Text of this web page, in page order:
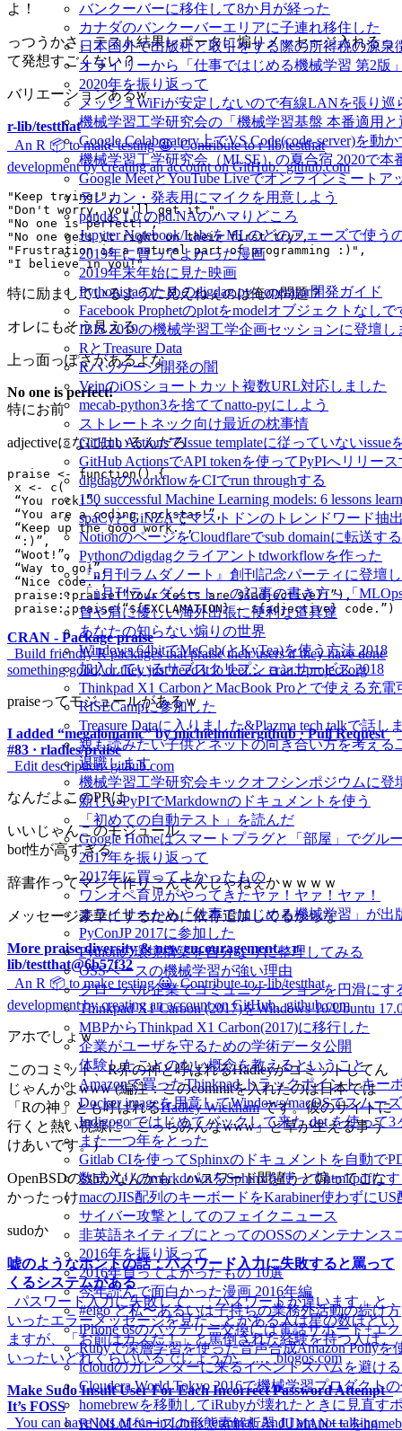
バンクーバーに移住して8か月が経った
カナダのバンクーバーエリアに子連れ移住した
日本国外で出版社と取引をする際の所得税の源泉
オライリーから「仕事ではじめる機械学習 第2版
2020年を振り返って
メッシュWiFiが安定しないので有線LANを張り巡
機械学習工学研究会の「機械学習基盤 本番適用
Google Colaboratory上でVS Code(code-server)を動か
機械学習工学研究会（MLSE）の夏合宿 2020で
Google MeetとYouTube Liveでオンラインミートア
テレカン・発表用にマイクを用意しよう
pandas 1.0 のpd.NAのハマりどころ
Jupyter Notebook/LabsをMLのどのフェーズで使う
2019年に買ってよかった漫画
2019年末年始に見た映画
Pythonistaのためのdigdag py> operator開発ガイド
Facebook Prophetのplotをmodelオブジェクトなしで
IBIS 2019の機械学習工学企画セッションに登壇し
RとTreasure Data
Rパッケージ開発の闇
VeinのiOSショートカット複数URL対応しました
mecab-python3を捨ててnatto-pyにしよう
ストレートネック向け最近の枕事情
GitHub ActionsでIssue templateに従っていないissue
GitHub ActionsでAPI tokenを使ってPyPIへリリー
digdagのworkflowをCIでrun throughする
150 successful Machine Learning models: 6 lessons
spaCyとGiNZAでマストドンのトレンドワード抽
NotionのページをCloudflareでsub domainに転送する
Pythonのdigdagクライアントtdworkflowを作った
『n月刊ラムダノート』創刊記念パーティに登壇
「n月刊ラムダノート」の記事の書き方～「
首や肩に優しい海外出張に便利な道具達
あなたの知らない煽りの世界
Windows 64bitでMeCab(とKyTea)を使う方法 2018
加入しているサブスクリプションサービス 2018
Thinkpad X1 CarbonとMacBook Proとで使える充
RISECampに参加した
Treasure Dataに入りました&Plazma tech talkで話し
親も読みたい子供とネットの向き合い方を考える
退職します
機械学習工学研究会キックオフシンポジウムに登
新しいPyPIでMarkdownのドキュメントを使う
「初めての自動テスト」を読んだ
Google Homeはスマートプラグと「部屋」でグル
2017年を振り返って
2017年に買ってよかったもの
ワンオペ育児がやってきたヤァ！ヤァ！ヤァ！
オライリーから「仕事ではじめる機械学習」が出
PyConJP 2017に参加した
Pythonの環境構築を自分なりに整理してみる
OSSベースの機械学習が強い理由
グローバル企業でコミュニケーションを円滑にす
Thinkpad X1 Carbon (2017)をWindows 10/Ubuntu
MBPからThinkpad X1 Carbon(2017)に移行した
企業がユーザを守るための学術データ公開
体験したことのない概念を教えるということ
Amazonで買ったThinkpad トラックポイント キー
Docker imageを用意してWindows/macOSでスムー
Indigogo ではじめてバックして来た dot を使って3
また一つ年をとった
Gitlab CIを使ってSphinxのドキュメントを自動で
数式入りのmarkdownをSphinxを使ってhtml/pdfに
macのJIS配列のキーボードをKarabiner使わずに
サイバー攻撃としてのフェイクニュース
非英語ネイティブにとってのOSSのメンテナンス
2016年を振り返って
2016年買ってよかったもの 10選
今年読んで面白かった漫画 2016年編
#eigo と私〜あるいは子持ちの業務外活動の続け方
iPhone 6sのバッテリー交換には電話サポート+エ
Rubyで深層学習を使った音声合成Amazon Polly
icloudのカレンダーに来るイベントスパムを避け
Cloudera World Tokyo 2016で機械学習プロダクト
homebrewを移動してiRubyが壊れたときに見直す
RNNLMベースの形態素解析器 JUMAN++ を
よ！
っつうかさ、テスト結果レポータに煽りメッセージ入れるっ
て発想すごくない？
バリエーションあるw
r-lib/testthat
_An R 📦 to make testing 😀. Contribute to r-lib/testthat
development by creating an account on GitHub._github.com
特に励ましているように見えねぇのは俺の問題？
オレにもそう見える
上っ面っぽさがあるよな
No one is perfect!
特にお前
adjectiveになにはいるんだろ
CRAN - Package praise
_Build friendly R packages that praise their users if they have done
something good, or they just need it to feel…_cran.r-project.org
praiseってモジュールがあるｗ
I added “megalomanic” by michielmuliergithub · Pull Request
#83 · rladies/praise
_Edit description_github.com
なんだよこのPRは
いいじゃんこのモジュール
bot性が高すぎる
辞書作ってマジで作りこんでんじゃねぇかｗｗｗｗ
メッセージ豪華にするために依存追加してるからな
More praise diversity & new encouragement. · r-
lib/testthat@6b57f32
_An R 📦 to make testing 😀. Contribute to r-lib/testthat
development by creating an account on GitHub._github.com
アホでしょｗ
このコミット、R界の神と呼ばれるHadleyがコミットしてん
じゃんかよwww (編注：このcommitを入れたのは日本では
「Rの神」とも呼ばれるHadley Wickhamです。彼のサイトに
行くと熱い視線に「こっちみんなwww」と草が生える事う
けあいです。)
OpenBSDのsshかなんかも、パスワード間違うと煽ってこな
かったっけ
sudoか
嘘のようなホントの話：パスワード入力に失敗すると罵って
くるシステムがある
_パスワード入力に失敗して、「パスワードが違います」と
いったエラーメッセージを見たことがある人は星の数ほどい
ますが、「お前はカスだ！」と罵倒された経験を持つ人は、
いったいどれくらいいるでしょうか。 …_blogos.com
Make Sudo Insult User For Each Incorrect Password Attempt -
It’s FOSS
_You can have lots of fun in Linux terminal. And I am not talking